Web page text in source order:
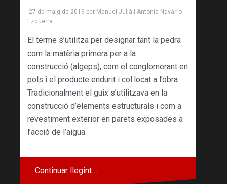
27 de maig de 2019 per Manuel Julià i Antònia Navarro -
Ezquerra
El terme s’utilitza per designar tant la pedra
com la matèria primera per a la
construcció (algeps), com el conglomerant en
pols i el producte endurit i col·locat a l’obra.
Tradicionalment el guix s’utilitzava en la
construcció d’elements estructurals i com a
revestiment exterior en parets exposades a
l’acció de l’aigua.
Continuar llegint …